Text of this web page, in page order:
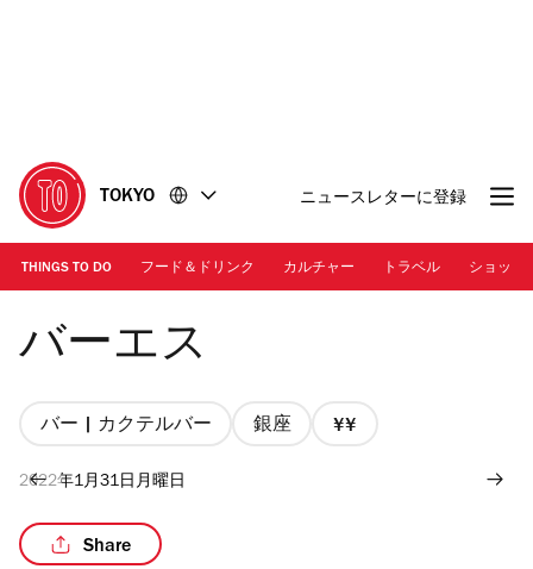
に
移
動
移
動
TOKYO ニュースレターに登録
THINGS TO DO フード＆ドリンク カルチャー トラベル ショッピ
Photo: Nacasa & Partners Inc. | The counter at Bar S
バーエス
バー | カクテルバー 銀座
価
2022年1月31日月曜日
Share